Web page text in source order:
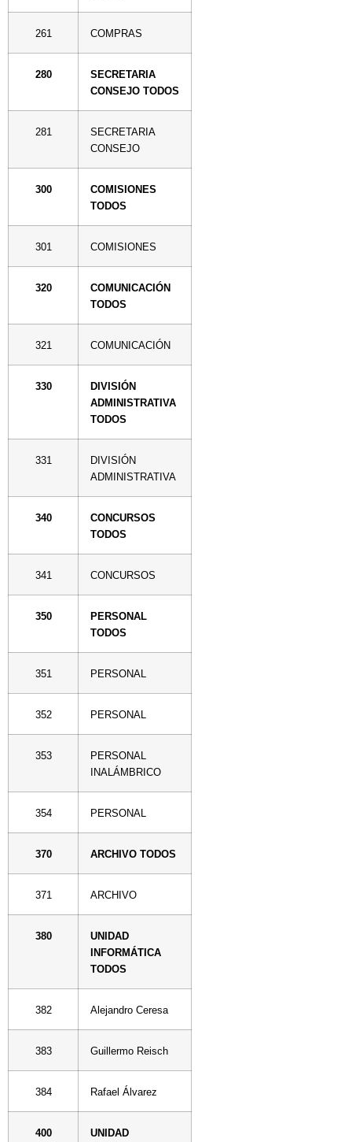
261 COMPRAS
280
SECRETARIA
CONSEJO TODOS
281
SECRETARIA
CONSEJO
300
COMISIONES
TODOS
301 COMISIONES
320
COMUNICACIÓN
TODOS
321 COMUNICACIÓN
330
DIVISIÓN
ADMINISTRATIVA
TODOS
331
DIVISIÓN
ADMINISTRATIVA
340
CONCURSOS
TODOS
341 CONCURSOS
350
PERSONAL
TODOS
351 PERSONAL
352 PERSONAL
353
PERSONAL
INALÁMBRICO
354 PERSONAL
370 ARCHIVO TODOS
371 ARCHIVO
380
UNIDAD
INFORMÁTICA
TODOS
382 Alejandro Ceresa
383 Guillermo Reisch
384 Rafael Álvarez
400 UNIDAD